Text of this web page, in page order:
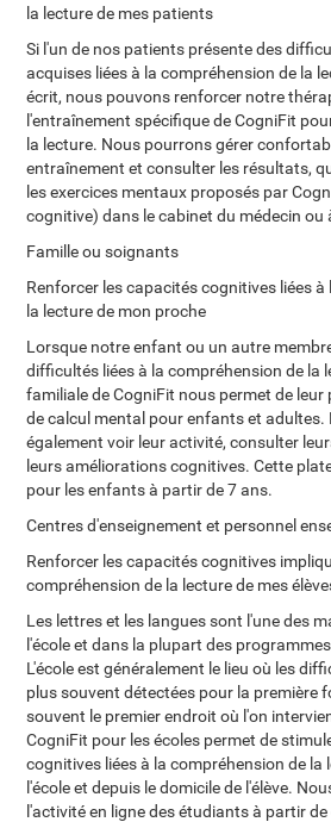
la lecture de mes patients
Si l'un de nos patients présente des
acquises liées à la compréhension de la
écrit, nous pouvons renforcer notre
l'entraînement spécifique de CogniFit
la lecture. Nous pourrons gérer
entraînement et consulter les résultats,
les exercices mentaux proposés par
cognitive) dans le cabinet du médecin ou
Famille ou soignants
Renforcer les capacités cognitives liées
la lecture de mon proche
Lorsque notre enfant ou un autre
difficultés liées à la compréhension de la
familiale de CogniFit nous permet de
de calcul mental pour enfants et
également voir leur activité, consulter
leurs améliorations cognitives. Cette
pour les enfants à partir de 7 ans.
Centres d'enseignement et personnel
Renforcer les capacités cognitives
compréhension de la lecture de mes
Les lettres et les langues sont l'une des
l'école et dans la plupart des
L'école est généralement le lieu où les
plus souvent détectées pour la première
souvent le premier endroit où l'on
CogniFit pour les écoles permet de
cognitives liées à la compréhension de la
l'école et depuis le domicile de l'élève.
l'activité en ligne des étudiants à partir